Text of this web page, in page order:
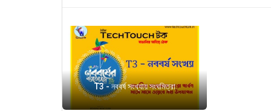
T3 - নববর্ষ সংখ্যায় সংঘমিত্রা